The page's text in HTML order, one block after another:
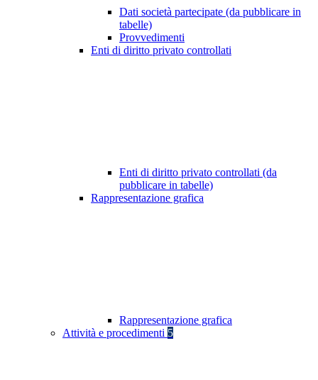
Dati società partecipate (da pubblicare in
tabelle)
Provvedimenti
Enti di diritto privato controllati
Enti di diritto privato controllati (da
pubblicare in tabelle)
Rappresentazione grafica
Rappresentazione grafica
Attività e procedimenti 5